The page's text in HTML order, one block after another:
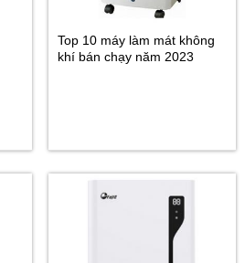
Top 10 máy làm mát không
khí bán chạy năm 2023